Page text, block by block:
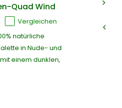
Quad Wind
Vergleichen
natürliche
in Nude- und
einem dunklen,